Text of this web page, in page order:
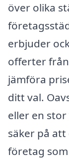
över olika
erbjuder
offerter
jämföra
ditt val.
eller en
säker på
företag